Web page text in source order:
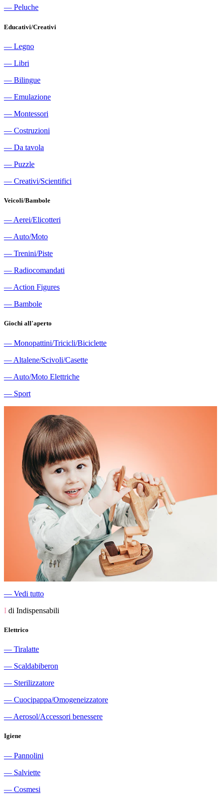
― Peluche
Educativi/Creativi
― Legno
― Libri
― Bilingue
― Emulazione
― Montessori
― Costruzioni
― Da tavola
― Puzzle
― Creativi/Scientifici
Veicoli/Bambole
― Aerei/Elicotteri
― Auto/Moto
― Trenini/Piste
― Radiocomandati
― Action Figures
― Bambole
Giochi all'aperto
― Monopattini/Tricicli/Biciclette
― Altalene/Scivoli/Casette
― Auto/Moto Elettriche
― Sport
― Vedi tutto
I di Indispensabili
Elettrico
― Tiralatte
― Scaldabiberon
― Sterilizzatore
― Cuocipappa/Omogeneizzatore
― Aerosol/Accessori benessere
Igiene
― Pannolini
― Salviette
― Cosmesi